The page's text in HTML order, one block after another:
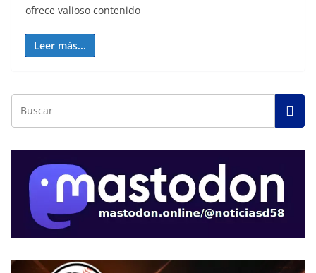
ofrece valioso contenido
Leer más...